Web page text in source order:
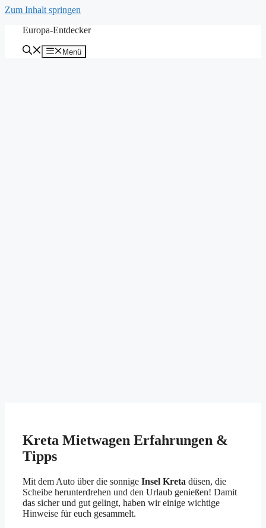
Zum Inhalt springen
Europa-Entdecker
Menü
Kreta Mietwagen Erfahrungen &
Tipps
Mit dem Auto über die sonnige Insel Kreta düsen, die
Scheibe herunterdrehen und den Urlaub genießen! Damit
das sicher und gut gelingt, haben wir einige wichtige
Hinweise für euch gesammelt.